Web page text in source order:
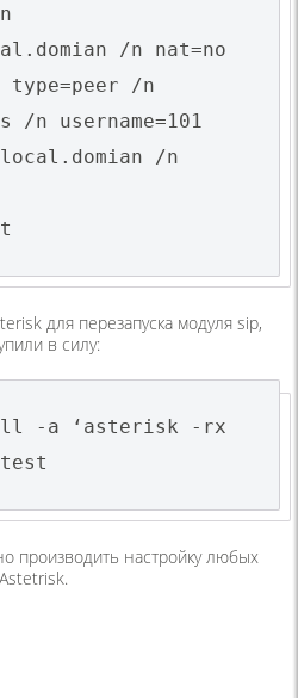
/n nat=no
/n
/n username=101
/n
для перезапуска модуля sip,
в силу:
-a ‘asterisk -rx
производить настройку любых